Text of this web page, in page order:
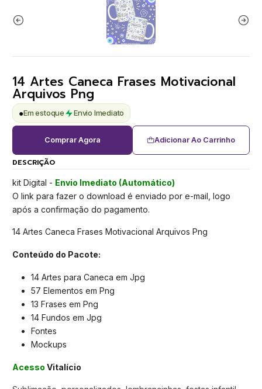
14 Artes Caneca Frases Motivacional
Arquivos Png
●Em estoque Envio Imediato
Adicionar Ao Carrinho
Comprar Agora
DESCRIÇÃO
kit Digital - Envio Imediato (Automático)
O link para fazer o download é enviado por e-mail, logo
após a confirmação do pagamento.
14 Artes Caneca Frases Motivacional Arquivos Png
Conteúdo do Pacote:
14 Artes para Caneca em Jpg
57 Elementos em Png
13 Frases em Png
14 Fundos em Jpg
Fontes
Mockups
Acesso Vitalício